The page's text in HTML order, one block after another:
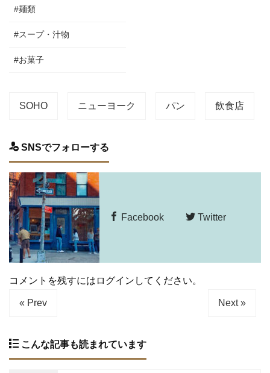
#麺類
#スープ・汁物
#お菓子
SOHO ニューヨーク パン 飲食店
SNSでフォローする
Facebook Twitter
コメントを残すにはログインしてください。
« Prev Next »
こんな記事も読まれています